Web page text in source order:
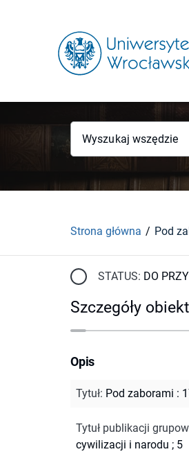
Wyszukaj wszędzie
Strona główna Pod
STATUS: DO
Szczegóły
Opis
Tytuł: Pod zaborami :
Tytuł publikacji
cywilizacji i narodu ; 5